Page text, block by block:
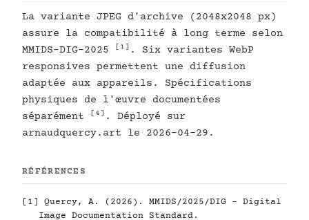
La variante JPEG d'archive (2048x2048 px)
assure la compatibilité à long terme selon
MMIDS-DIG-2025
[1] . Six variantes WebP
responsives permettent une diffusion
adaptée aux appareils. Spécifications
physiques de l'œuvre documentées
séparément
[4] . Déployé sur
arnaudquercy.art le 2026-04-29.
RÉFÉRENCES
[1]
Quercy, A. (2026). MMIDS/2025/DIG - Digital
Image Documentation Standard.